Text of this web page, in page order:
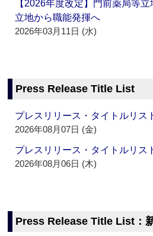
【2026年度改定】門前薬局等
立地から職能発揮へ
2026年03月11日 (水)
Press Release Title List
プレスリリース・タイトルリ
2026年08月07日 (金)
プレスリリース・タイトルリ
2026年08月06日 (木)
Press Release Title List：